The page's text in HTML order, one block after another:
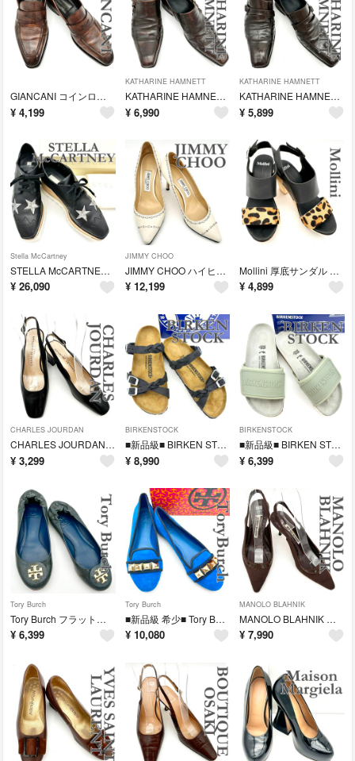
GIANCANI コインローファー 本革 ブラウン 2408T
¥ 4,199
KATHARINE HAMNETT
KATHARINE HAMNETT ドレスシューズ 本革 ブラウン 2406T
¥ 6,990
KATHARINE HAMNETT
KATHARINE HAMNETT ドレスシューズ 本革 ダブルモンクストラップ ブラウン 2405T
¥ 5,899
Stella McCartney
STELLA McCARTNEY エリス 厚底スニーカー 本革 スター ブラック 2404T
¥ 26,090
JIMMY CHOO
JIMMY CHOO ハイヒール 本革 ビブラムソール ラインストーン ポインテッドトゥ ホワイト 2436T
¥ 12,199
Mollini 厚底サンダル ウッドソール レオパード ブラック 2434T
¥ 4,899
CHARLES JOURDAN
CHARLES JOURDAN ミュール レザー スクエアトゥ バックストラップ ブラック 2430T
¥ 3,299
BIRKENSTOCK
■新品級■ BIRKEN STOCK フランカ サンダル 本革 バスケット織り ブラック 2427T
¥ 8,990
BIRKENSTOCK
■新品級■ BIRKEN STOCK テマ サンダル マジックテープ エメラルドグリーン 2426T
¥ 6,399
Tory Burch
Tory Burch フラットシューズ エナメル ゴールドロゴ ラウンドトゥ ネイビー 2423T
¥ 6,399
Tory Burch
■新品級 希少■ Tory Burch フラットシューズ スエード スタッズ ラウンドトゥ ブルー 2422T
¥ 10,080
MANOLO BLAHNIK
MANOLO BLAHNIK ミュール ビブラムソール バックストラップ ポインテッドトゥ ブラウン 2415T
¥ 7,990